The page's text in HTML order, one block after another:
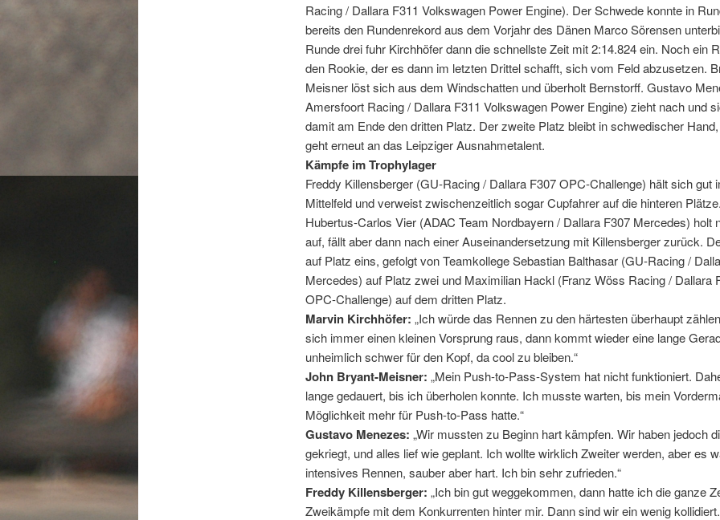
Racing / Dallara F311 Volkswagen Power Engine). Der Schwede konnte in
bereits den Rundenrekord aus dem Vorjahr des Dänen Marco Sörensen
Runde drei fuhr Kirchhöfer dann die schnellste Zeit mit 2:14.824 ein. Noch ein
den Rookie, der es dann im letzten Drittel schafft, sich vom Feld abzusetzen.
Meisner löst sich aus dem Windschatten und überholt Bernstorff. Gustavo
Amersfoort Racing / Dallara F311 Volkswagen Power Engine) zieht nach und
damit am Ende den dritten Platz. Der zweite Platz bleibt in schwedischer
geht erneut an das Leipziger Ausnahmetalent.
Kämpfe im Trophylager
Freddy Killensberger (GU-Racing / Dallara F307 OPC-Challenge) hält sich gut
Mittelfeld und verweist zwischenzeitlich sogar Cupfahrer auf die hinteren
Hubertus-Carlos Vier (ADAC Team Nordbayern / Dallara F307 Mercedes) holt
auf, fällt aber dann nach einer Auseinandersetzung mit Killensberger zurück.
auf Platz eins, gefolgt von Teamkollege Sebastian Balthasar (GU-Racing /
Mercedes) auf Platz zwei und Maximilian Hackl (Franz Wöss Racing / Dallara
OPC-Challenge) auf dem dritten Platz.
Marvin Kirchhöfer: „Ich würde das Rennen zu den härtesten überhaupt
sich immer einen kleinen Vorsprung raus, dann kommt wieder eine lange
unheimlich schwer für den Kopf, da cool zu bleiben.“
John Bryant-Meisner: „Mein Push-to-Pass-System hat nicht funktioniert.
lange gedauert, bis ich überholen konnte. Ich musste warten, bis mein
Möglichkeit mehr für Push-to-Pass hatte.“
Gustavo Menezes: „Wir mussten zu Beginn hart kämpfen. Wir haben jedoch
gekriegt, und alles lief wie geplant. Ich wollte wirklich Zweiter werden, aber es
intensives Rennen, sauber aber hart. Ich bin sehr zufrieden.“
Freddy Killensberger: „Ich bin gut weggekommen, dann hatte ich die ganze
Zweikämpfe mit dem Konkurrenten hinter mir. Dann sind wir ein wenig